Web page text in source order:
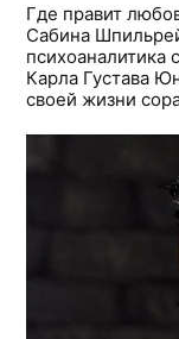
Где правит
Сабина
психоаналитика
Карла Густава
своей жизни